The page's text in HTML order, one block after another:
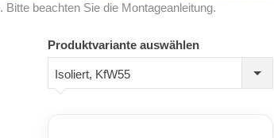
beachten Sie die Montageanleitung.
Produktvariante auswählen
Isoliert, KfW55